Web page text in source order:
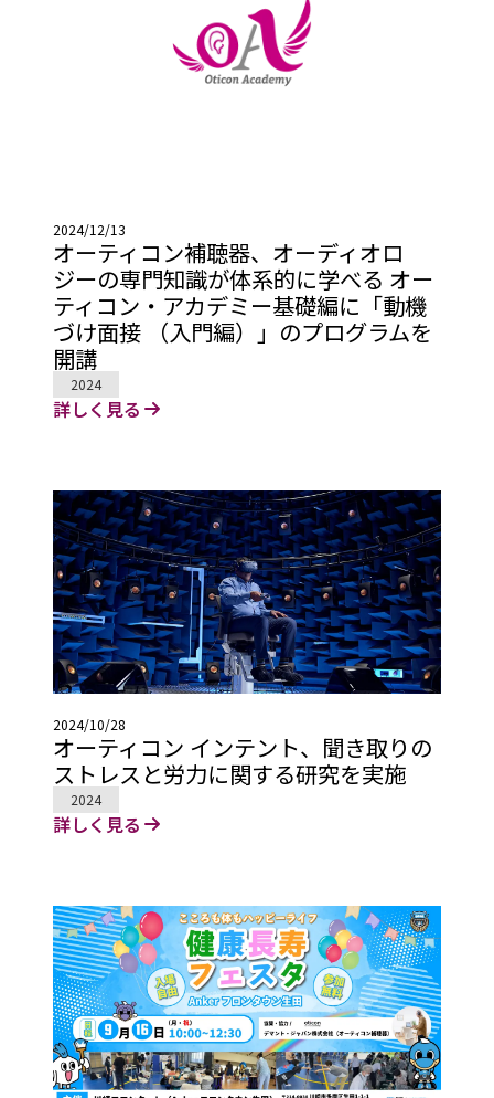
2024/12/13
オーティコン補聴器、オーディオロ
ジーの専門知識が体系的に学べる オー
ティコン・アカデミー基礎編に「動機
づけ面接 （入門編）」のプログラムを
開講
2024
詳しく見る
2024/10/28
オーティコン インテント、聞き取りの
ストレスと労力に関する研究を実施
2024
詳しく見る